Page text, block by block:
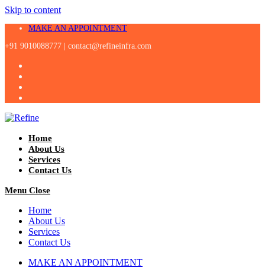
Skip to content
MAKE AN APPOINTMENT
+91 9010088777 | contact@refineinfra.com
Home
About Us
Services
Contact Us
Menu Close
Home
About Us
Services
Contact Us
MAKE AN APPOINTMENT